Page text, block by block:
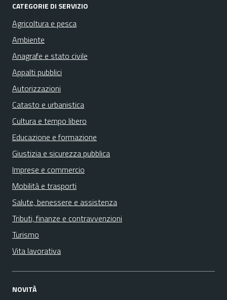
CATEGORIE DI SERVIZIO
Agricoltura e pesca
Ambiente
Anagrafe e stato civile
Appalti pubblici
Autorizzazioni
Catasto e urbanistica
Cultura e tempo libero
Educazione e formazione
Giustizia e sicurezza pubblica
Imprese e commercio
Mobilità e trasporti
Salute, benessere e assistenza
Tributi, finanze e contravvenzioni
Turismo
Vita lavorativa
NOVITÀ